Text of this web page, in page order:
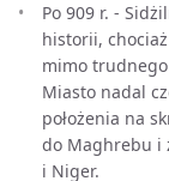
Po 909 r. -
historii,
mimo
Miasto nadal
położenia na
do Maghrebu i
i Niger.